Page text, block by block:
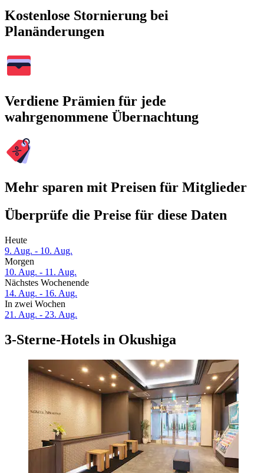
Kostenlose Stornierung bei
Planänderungen
Verdiene Prämien für jede
wahrgenommene Übernachtung
Mehr sparen mit Preisen für Mitglieder
Überprüfe die Preise für diese Daten
Heute
9. Aug. - 10. Aug.
Morgen
10. Aug. - 11. Aug.
Nächstes Wochenende
14. Aug. - 16. Aug.
In zwei Wochen
21. Aug. - 23. Aug.
3-Sterne-Hotels in Okushiga